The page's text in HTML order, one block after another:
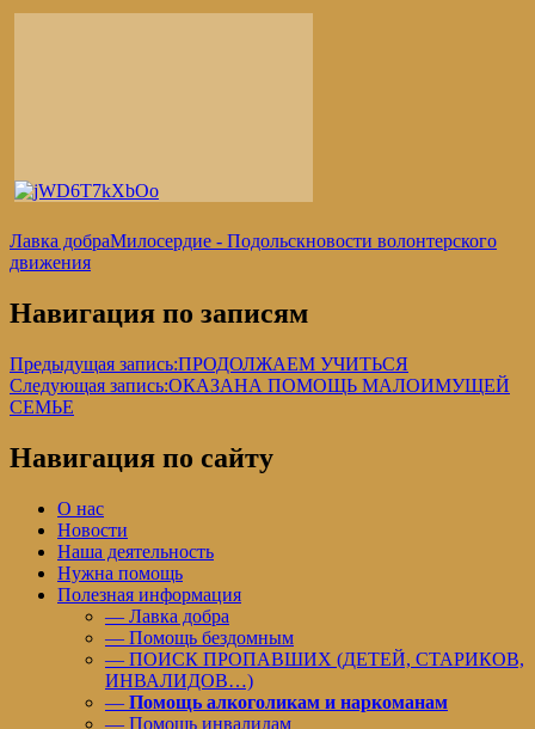
Лавка добраМилосердие - Подольскновости волонтерского
движения
Навигация по записям
Предыдущая запись:ПРОДОЛЖАЕМ УЧИТЬСЯ
Следующая запись:ОКАЗАНА ПОМОЩЬ МАЛОИМУЩЕЙ
СЕМЬЕ
Навигация по сайту
О нас
Новости
Наша деятельность
Нужна помощь
Полезная информация
— Лавка добра
— Помощь бездомным
— ПОИСК ПРОПАВШИХ (ДЕТЕЙ, СТАРИКОВ,
ИНВАЛИДОВ…)
— Помощь алкоголикам и наркоманам
— Помощь инвалидам